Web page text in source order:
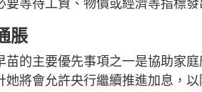
等待工資、物價或經濟等指標
脹
的主要優先事項之一是協助家
將會允許央行繼續推進加息，